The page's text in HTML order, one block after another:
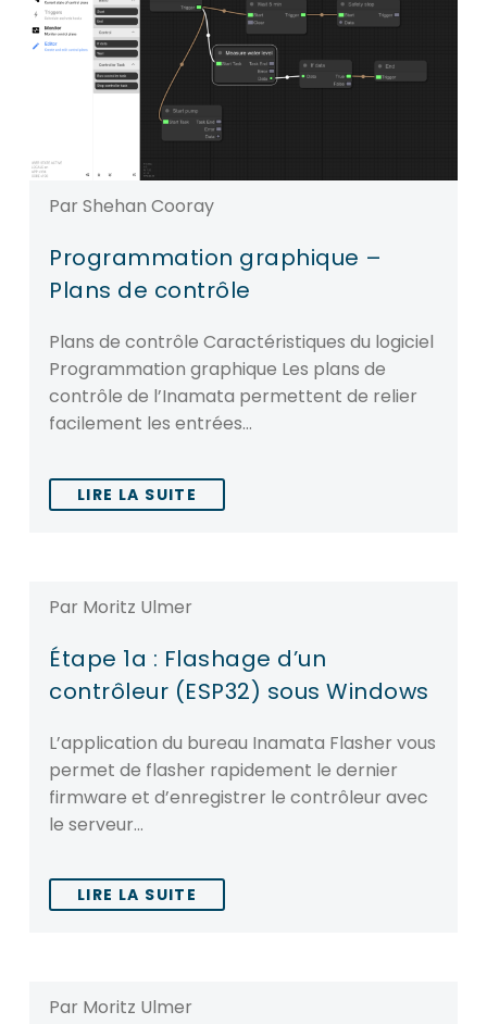
Par Shehan Cooray
Programmation graphique –
Plans de contrôle
Plans de contrôle Caractéristiques du logiciel
Programmation graphique Les plans de
contrôle de l’Inamata permettent de relier
facilement les entrées…
LIRE LA SUITE
Par Moritz Ulmer
Étape 1a : Flashage d’un
contrôleur (ESP32) sous Windows
L’application du bureau Inamata Flasher vous
permet de flasher rapidement le dernier
firmware et d’enregistrer le contrôleur avec
le serveur…
LIRE LA SUITE
Par Moritz Ulmer